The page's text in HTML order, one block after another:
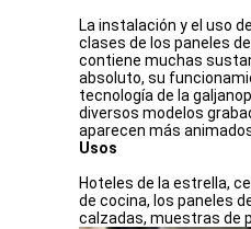
La instalación y el uso
clases de los paneles
contiene muchas
absoluto, su
tecnología de la
diversos modelos
aparecen más
Usos
Hoteles de la estrella,
de cocina, los paneles
calzadas, muestras de